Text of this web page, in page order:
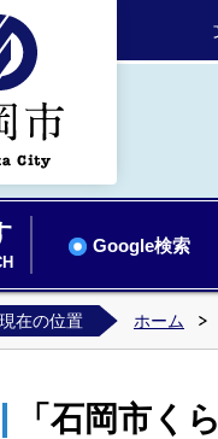
Google検索
現在の位置 ホーム
「石岡市く